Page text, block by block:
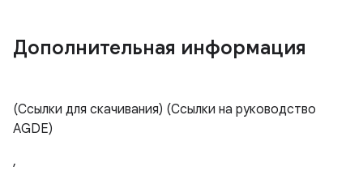
Дополнительная информация
(Ссылки для скачивания) (Ссылки на руководство
AGDE)
,